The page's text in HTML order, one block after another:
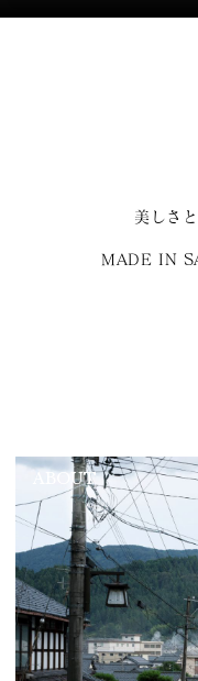
美しさ
MADE IN
ABOUT